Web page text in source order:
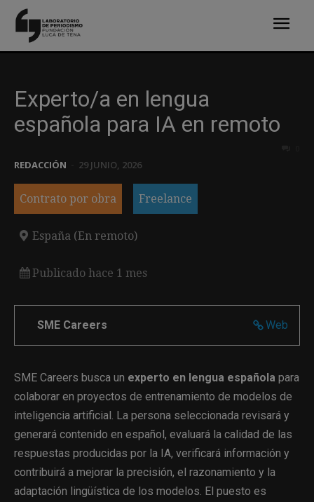
Experto/a en lengua
española para IA en remoto
REDACCIÓN 29 JUNIO, 2026
Contrato por obra Freelance
España (En remoto)
Publicado hace 1 mes
Web
SME Careers
SME Careers busca un experto en lengua española para
colaborar en proyectos de entrenamiento de modelos de
inteligencia artificial. La persona seleccionada revisará y
generará contenido en español, evaluará la calidad de las
respuestas producidas por la IA, verificará información y
contribuirá a mejorar la precisión, el razonamiento y la
adaptación lingüística de los modelos. El puesto es